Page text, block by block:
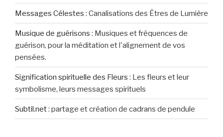
Messages Célestes : Canalisations des Êtres de Lumière
Musique de guérisons : Musiques et fréquences de
guérison, pour la méditation et l'alignement de vos
pensées.
Signification spirituelle des Fleurs : Les fleurs et leur
symbolisme, leurs messages spirituels
Subtil.net: partage et création de cadrans de pendule